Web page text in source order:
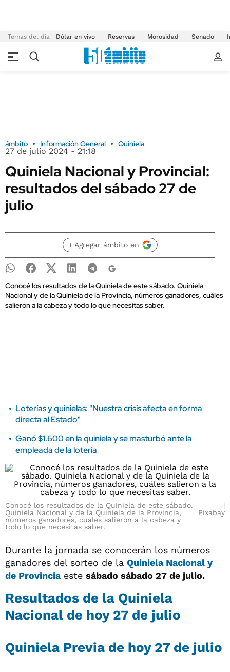
Temas del día Dólar en vivo Reservas Morosidad Senado
ámbito Información General Quiniela
27 de julio 2024 - 21:18
Quiniela Nacional y Provincial:
resultados del sábado 27 de
julio
+ Agregar ámbito en
Conocé los resultados de la Quiniela de este sábado. Quiniela
Nacional y de la Quiniela de la Provincia, números ganadores, cuáles
salieron a la cabeza y todo lo que necesitas saber.
Loterías y quinielas: "Nuestra crisis afecta en forma
directa al Estado"
Ganó $1.600 en la quiniela y se masturbó ante la
empleada de la lotería
Conocé los resultados de la Quiniela de este sábado.
Quiniela Nacional y de la Quiniela de la Provincia,
números ganadores, cuáles salieron a la cabeza y
todo lo que necesitas saber.
Pixabay
Durante la jornada se conocerán los números
ganadores del sorteo de la Quiniela Nacional y
de Provinciaeste sábado sábado 27 de julio.
Resultados de la Quiniela
Nacional de hoy 27 de julio
Quiniela Previa de hoy 27 de julio